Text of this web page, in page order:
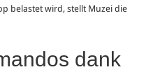
belastet wird, stellt Muzei die
dank